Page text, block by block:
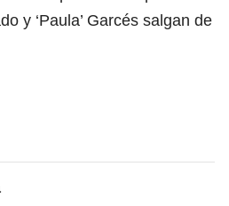
y ‘Paula’ Garcés salgan de